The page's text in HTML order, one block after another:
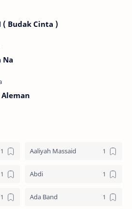
( Budak Cinta )
Na
Aleman
Aaliyah Massaid
Abdi
Ada Band